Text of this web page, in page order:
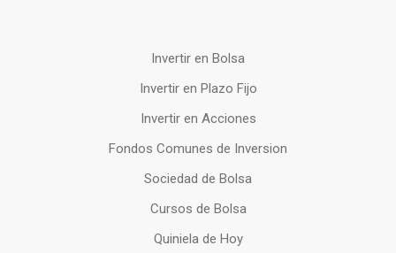
Invertir en Bolsa
Invertir en Plazo Fijo
Invertir en Acciones
Fondos Comunes de Inversion
Sociedad de Bolsa
Cursos de Bolsa
Quiniela de Hoy